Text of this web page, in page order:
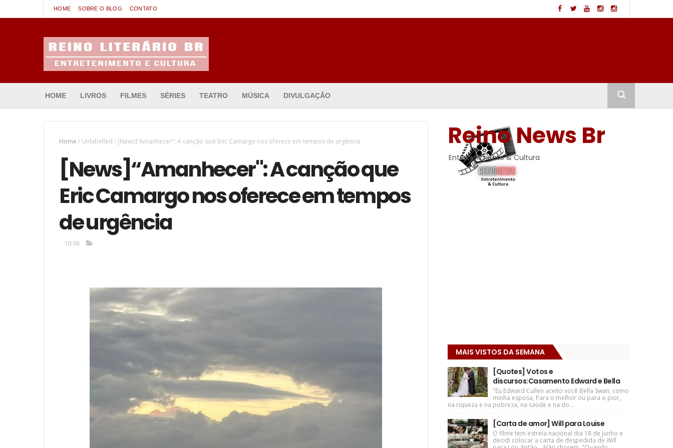
HOME SOBRE O BLOG CONTATO
HOME LIVROS FILMES SÉRIES TEATRO MÚSICA DIVULGAÇÃO
Home / Unlabelled / [News]“Amanhecer": A canção que Eric Camargo nos oferece em tempos de urgência
[News]“Amanhecer": A canção que
Eric Camargo nos oferece em tempos
de urgência
10:06
Reino News Br
Entretenimento & Cultura
MAIS VISTOS DA SEMANA
[Quotes] Votos e
discursos:Casamento Edward e Bella
"Eu Edward Cullen aceito você Bella Swan, como
minha esposa, Para o melhor ou para o pior,
na riqueza e na pobreza, na saúde e na do...
[Carta de amor] Will para Louise
O filme tem estreia nacional dia 18 de junho e
decidi colocar a carta de despedida de Will